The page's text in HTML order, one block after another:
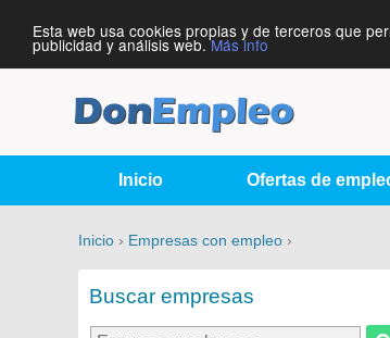
Esta web usa cookies propias y de terceros que
publicidad y análisis web.Más info
Inicio Ofertas de
Inicio › Empresas con empleo ›
Buscar empresas